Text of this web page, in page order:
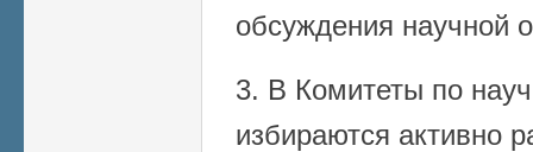
обсуждения научной
3. В Комитеты по
избираются активно